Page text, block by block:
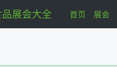
展会大全 首页 展会